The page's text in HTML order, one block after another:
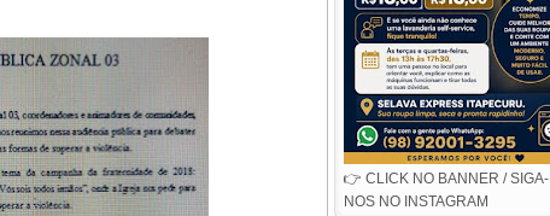
👉 CLICK NO BANNER / SIGA-
NOS NO INSTAGRAM